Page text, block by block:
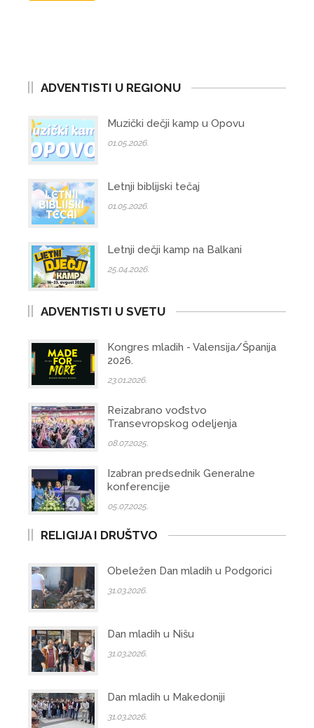
ADVENTISTI U REGIONU
Muzički dečji kamp u Opovu
01.05.2026.
Letnji biblijski tečaj
01.05.2026.
Letnji dečji kamp na Balkani
25.04.2026.
ADVENTISTI U SVETU
Kongres mladih - Valensija/Španija
2026.
23.01.2026.
Reizabrano vođstvo
Transevropskog odeljenja
08.07.2025.
Izabran predsednik Generalne
konferencije
05.07.2025.
RELIGIJA I DRUŠTVO
Obeležen Dan mladih u Podgorici
31.03.2026.
Dan mladih u Nišu
31.03.2026.
Dan mladih u Makedoniji
31.03.2026.